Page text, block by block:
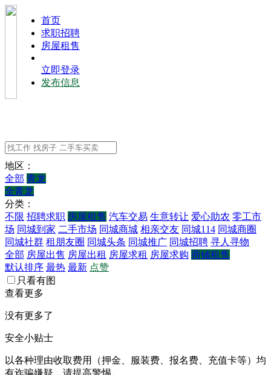
⾸⻚
求职招聘
房屋租售
立即登录
发布信息
地区：
全部 青龙
全青龙
分类：
不限 招聘求职 房屋租售 汽车交易 生意转让 爱心助农 零工市
场 同城到家 二手市场 同城商城 相亲交友 同城114 同城商圈
同城社群 租朋友圈 同城头条 同城推广 同城招聘 寻人寻物
全部 房屋出售 房屋出租 房屋求租 房屋求购 商铺租售
默认排序 最热 最新 点赞
只看有图
查看更多
没有更多了
安全小贴士
以各种理由收取费⽤（押⾦、服装费、报名费、充值卡等）均
有诈骗嫌疑，请提⾼警惕。